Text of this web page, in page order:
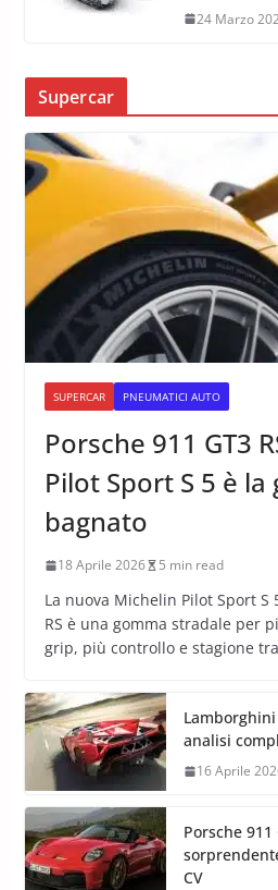
24 Marzo
Supercar
SUPERCAR PNEUMATICI AUTO
Porsche 911 GT3
Pilot Sport S 5 è
bagnato
18 Aprile 2026 5 min read
La nuova Michelin Pilot Sport S
RS è una gomma stradale per
grip, più controllo e stagione
analisi
16 Aprile
Porsche 911
CV